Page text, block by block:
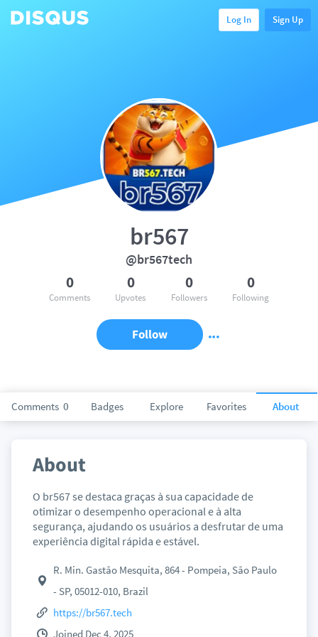
Log In Sign Up
Comments 0 Badges Explore Favorites About
br567
@br567tech
0
Comments
0
Upvotes
0
Followers
0
Following
Follow
About
O br567 se destaca graças à sua capacidade de
otimizar o desempenho operacional e à alta
segurança, ajudando os usuários a desfrutar de uma
experiência digital rápida e estável.
R. Min. Gastão Mesquita, 864 - Pompeia, São Paulo
- SP, 05012-010, Brazil
https://br567.tech
Joined Dec 4, 2025